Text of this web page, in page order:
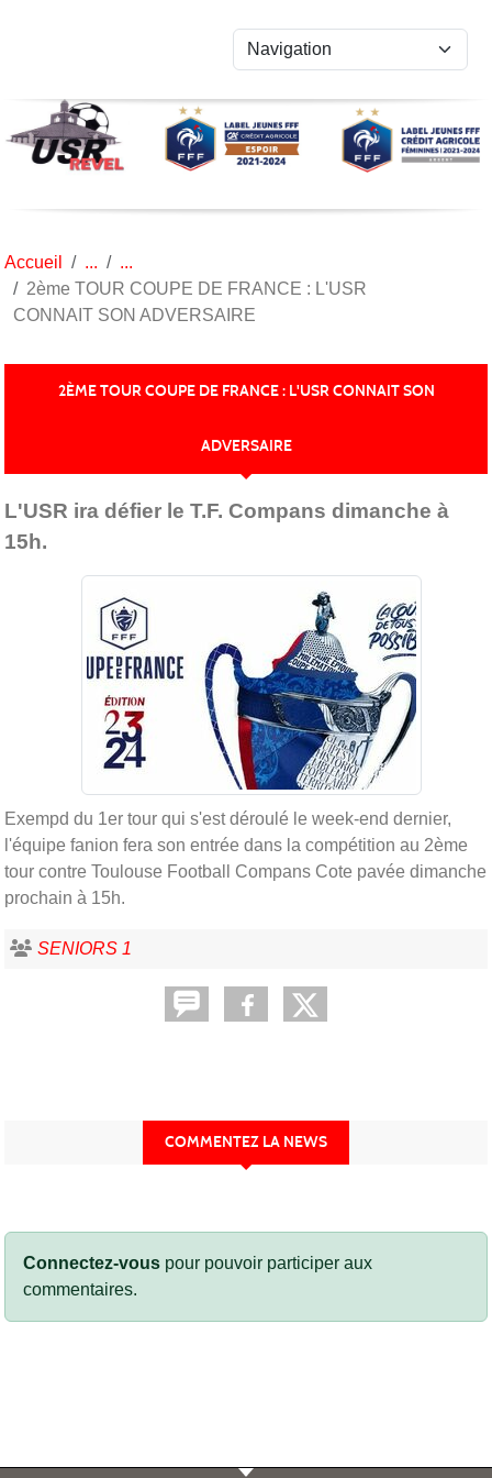
Accueil
2ème TOUR COUPE DE FRANCE : L'USR
CONNAIT SON ADVERSAIRE
2ÈME TOUR COUPE DE FRANCE : L'USR CONNAIT SON
ADVERSAIRE
L'USR ira défier le T.F. Compans dimanche à
15h.
Exempd du 1er tour qui s'est déroulé le week-end dernier,
l'équipe fanion fera son entrée dans la compétition au 2ème
tour contre Toulouse Football Compans Cote pavée dimanche
prochain à 15h.
SENIORS 1
COMMENTEZ LA NEWS
Connectez-vous pour pouvoir participer aux
commentaires.